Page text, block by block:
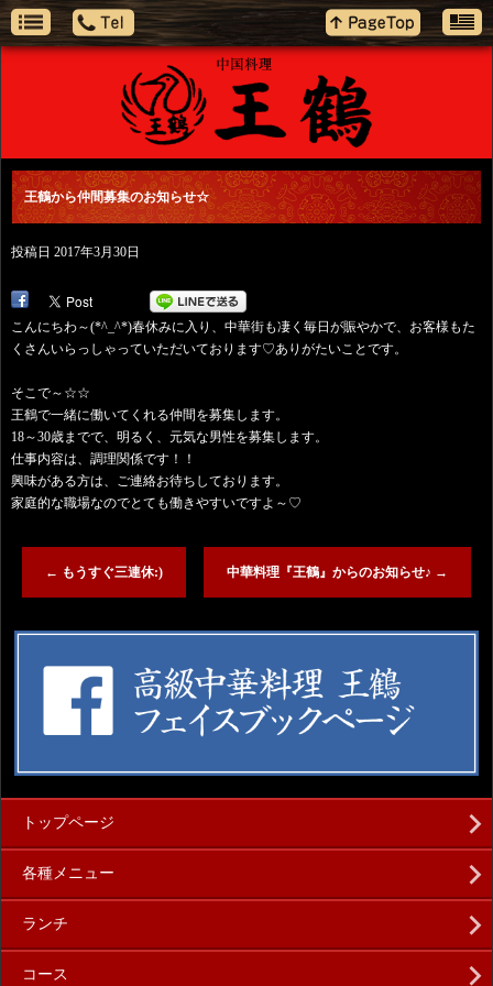
王鶴から仲間募集のお知らせ☆
投稿日 2017年3月30日
こんにちわ～(*^_^*)春休みに入り、中華街も凄く毎日が賑やかで、お客様もた
くさんいらっしゃっていただいております♡ありがたいことです。
そこで～☆☆
王鶴で一緒に働いてくれる仲間を募集します。
18～30歳までで、明るく、元気な男性を募集します。
仕事内容は、調理関係です！！
興味がある方は、ご連絡お待ちしております。
家庭的な職場なのでとても働きやすいですよ～♡
← もうすぐ三連休:) 中華料理『王鶴』からのお知らせ♪ →
トップページ
各種メニュー
ランチ
コース